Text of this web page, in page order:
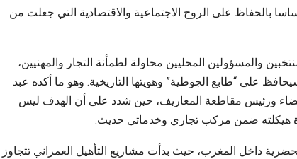
بالحفاظ على الروح الاجتماعية والاقتصادية التي جعلت من
والمسؤولين المحليين محاولة لطمأنة التجار والمهنيين،
على “طابع الجوطية” وهويتها التاريخية. وهو ما أكده عبد
ورئيس مقاطعة المعاريف، حين شدد على أن الهدف ليس
هيكلته ضمن مركب تجاري وخدماتي حديث.
داخل المغرب، حيث بدأت مشاريع التأهيل العمراني تتجاوز